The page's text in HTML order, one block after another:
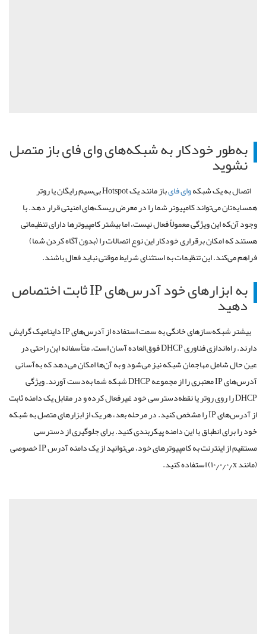
بهطورخودکاربهشبکههایوای فایبازمتصل
نشوید
اتصالبهیکشبکهوای فایبازمانندیکHotspotبیسیمرایگانیاروتر
همسایهتانمیتواندکامپیوترشمارادرمعرضریسکهایامنیتیقراردهد.با
وجودآنکهاینویژگیمعمولاًفعالنیست،امابیشترکامپیوترهادارایتنظیماتی
هستندکهامکانبرقراریخودکارایننوعاتصالاترا(بدونآگاهکردنشما)
فراهممیکند.اینتنظیماتبهاستثنایشرایطموقتینبایدفعالباشند.
بهابزارهایخودآدرسهایIPثابتاختصاص
دهید
بیشترشبکهسازهایخانگیبهسمتاستفادهازآدرسهایIPداینامیکگرایش
دارند.راهاندازیفناوریDHCPفوقالعادهآساناست.متأسفانهاینراحتیدر
عینحالشاملمهاجمانشبکهنیزمیشودوبهآنهاامکانمیدهدکهبهآسانی
آدرسهایIPمعتبریراازمجموعهDHCPشبکهشمابهدستآورند.ویژگی
DHCPرارویروتریانقطهدسترسیخودغیرفعالکردهودرمقابلیکدامنهثابت
ازآدرسهایIPرامشخصکنید.درمرحلهبعد،هریکازابزارهایمتصلبهشبکه
خودرابرایانطباقباایندامنهپیکربندیکنید.برایجلوگیریازدسترسی
مستقیمازاینترنتبهکامپیوترهایخود،میتوانیدازیکدامنهآدرسIPخصوصی
(مانند ۱۰٫۰٫۰٫x
)استفادهکنید.